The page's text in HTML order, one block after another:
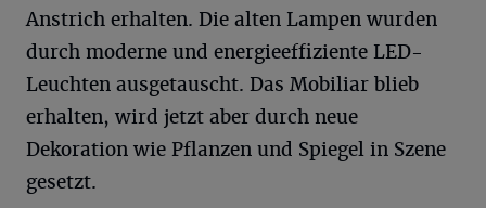
Anstrich erhalten. Die alten Lampen wurden
durch moderne und energieeffiziente LED-
Leuchten ausgetauscht. Das Mobiliar blieb
erhalten, wird jetzt aber durch neue
Dekoration wie Pflanzen und Spiegel in Szene
gesetzt.